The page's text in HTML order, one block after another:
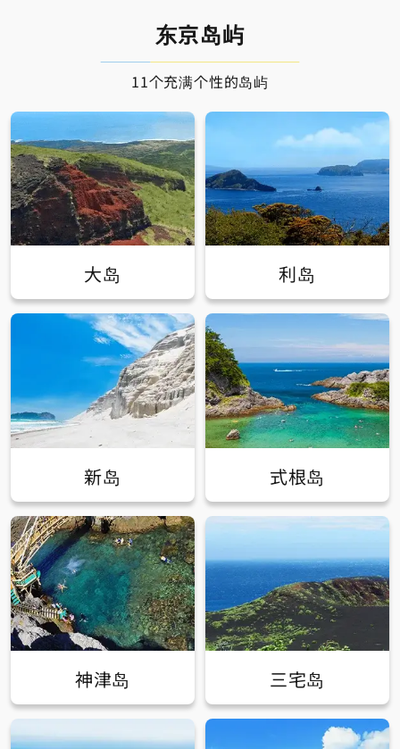
东京岛屿
11个充满个性的岛屿
大岛 利岛
新岛 式根岛
神津岛 三宅岛